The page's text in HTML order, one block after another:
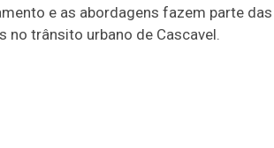
e as abordagens fazem parte das
no trânsito urbano de Cascavel.